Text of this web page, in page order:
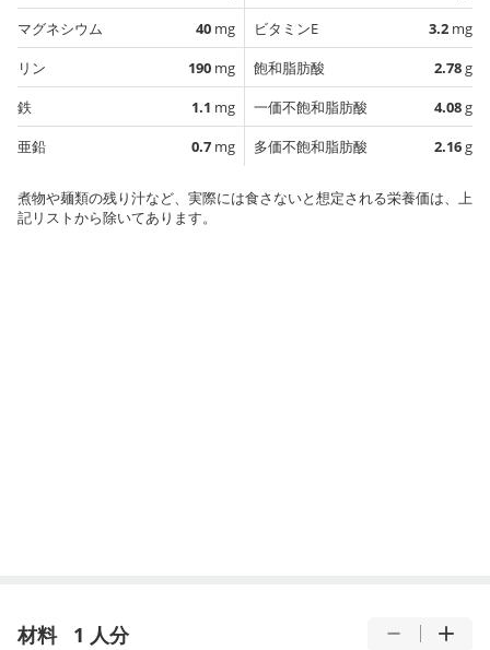
マグネシウム
40 mg
リン
190 mg
鉄
1.1 mg
亜鉛
0.7 mg
ビタミンE
3.2 mg
飽和脂肪酸
2.78g
一価不飽和脂肪酸
4.08g
多価不飽和脂肪酸
2.16g
煮物や麺類の残り汁など、実際には食さないと想定される栄養価は、上
記リストから除いてあります。
材料 1 人分